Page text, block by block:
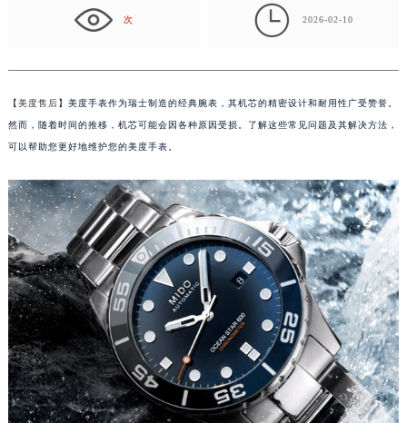
次  2026-02-10
【美度售后】美度手表作为瑞士制造的经典腕表，其机芯的精密设计和耐用性广受赞誉。
然而，随着时间的推移，机芯可能会因各种原因受损。了解这些常见问题及其解决方法，
可以帮助您更好地维护您的美度手表。